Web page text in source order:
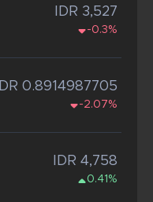
IDR 3,527
-0.3%
IDR 0.8914987705
-2.07%
IDR 4,758
0.41%